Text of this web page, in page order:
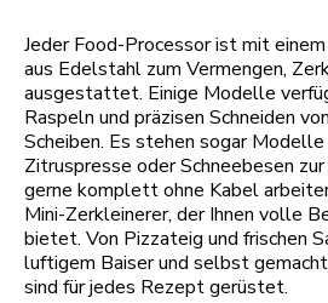
Jeder Food-Processor ist mit
aus Edelstahl zum Vermengen,
ausgestattet. Einige Modelle
Raspeln und präzisen Schneiden
Scheiben. Es stehen sogar
Zitruspresse oder Schneebesen
gerne komplett ohne Kabel
Mini-Zerkleinerer, der Ihnen volle
bietet. Von Pizzateig und frischen
luftigem Baiser und selbst
sind für jedes Rezept gerüstet.